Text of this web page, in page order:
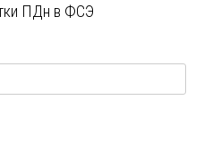
ПДн в ФСЭ